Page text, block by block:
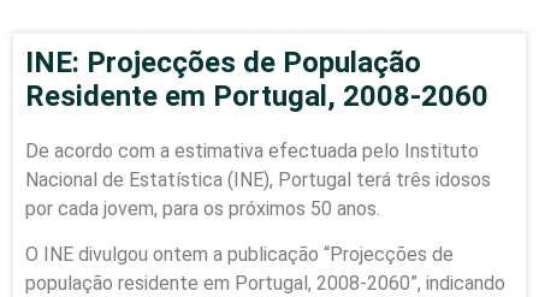
INE: Projecções de População
Residente em Portugal, 2008-2060
De acordo com a estimativa efectuada pelo Instituto
Nacional de Estatística (INE), Portugal terá três idosos
por cada jovem, para os próximos 50 anos.
O INE divulgou ontem a publicação “Projecções de
população residente em Portugal, 2008-2060”, indicando